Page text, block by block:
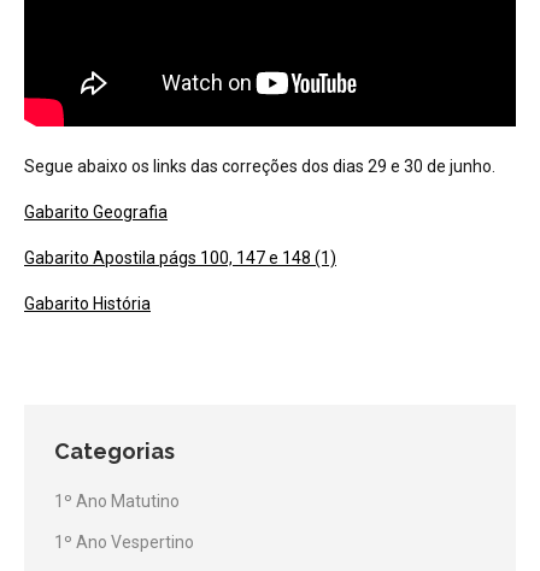
Segue abaixo os links das correções dos dias 29 e 30 de junho.
Gabarito Geografia
Gabarito Apostila págs 100, 147 e 148 (1)
Gabarito História
Categorias
1º Ano Matutino
1º Ano Vespertino